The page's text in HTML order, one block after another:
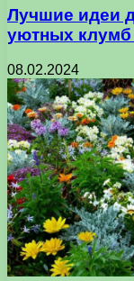
Лучшие идеи
уютных клумб
08.02.2024